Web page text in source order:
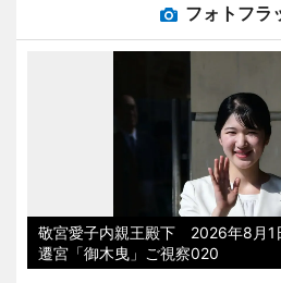
フォトフラ
敬宮愛子内親王殿下 2026年8月
遷宮「御木曳」ご視察020